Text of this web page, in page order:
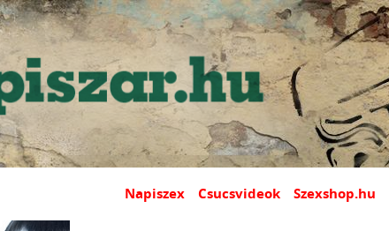
Napiszex Csucsvideok Szexshop.hu